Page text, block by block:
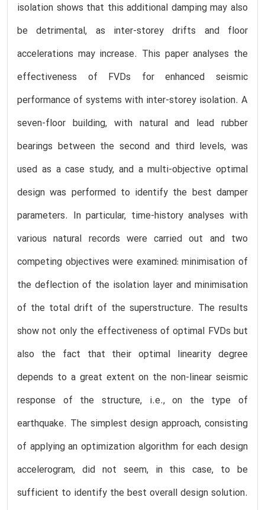
isolation shows that this additional damping may also
be detrimental, as inter-storey drifts and floor
accelerations may increase. This paper analyses the
effectiveness of FVDs for enhanced seismic
performance of systems with inter-storey isolation. A
seven-floor building, with natural and lead rubber
bearings between the second and third levels, was
used as a case study, and a multi-objective optimal
design was performed to identify the best damper
parameters. In particular, time-history analyses with
various natural records were carried out and two
competing objectives were examined: minimisation of
the deflection of the isolation layer and minimisation
of the total drift of the superstructure. The results
show not only the effectiveness of optimal FVDs but
also the fact that their optimal linearity degree
depends to a great extent on the non-linear seismic
response of the structure, i.e., on the type of
earthquake. The simplest design approach, consisting
of applying an optimization algorithm for each design
accelerogram, did not seem, in this case, to be
sufficient to identify the best overall design solution.